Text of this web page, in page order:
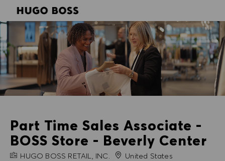
Part Time Sales Associate -
BOSS Store - Beverly Center
FIRMENNAME
HUGO BOSS RETAIL, INC.
United States